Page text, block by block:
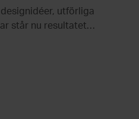
utförliga
står nu resultatet